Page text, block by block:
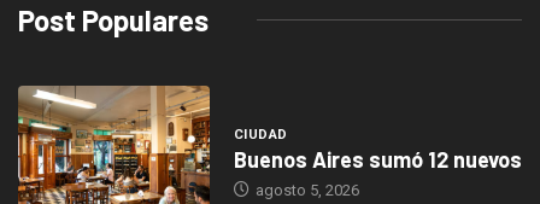
Post Populares
CIUDAD
Buenos Aires sumó 12 nuevos
agosto 5, 2026